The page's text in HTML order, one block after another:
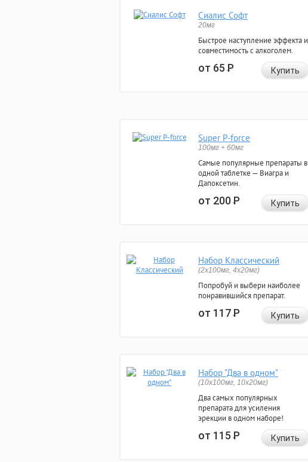
Сиалис Софт
20мг
Быстрое наступление эффекта и
совместимость с алкоголем.
от 65Р Купить
Super P-force
100мг + 60мг
Самые популярные препараты в
одной таблетке — Виагра и
Дапоксетин.
от 200Р Купить
Набор Классический
(2x100мг, 4x20мг)
Попробуй и выбери наиболее
понравившийся препарат.
от 117Р Купить
Набор "Два в одном"
(10x100мг, 10x20мг)
Два самых популярных
препарата для усиления
эрекции в одном наборе!
от 115Р Купить